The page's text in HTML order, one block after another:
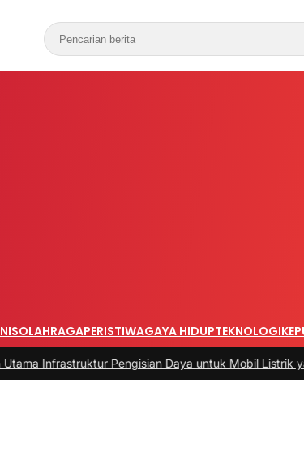
OLAHRAGAPERISTIWAGAYA HIDUPTEKNOLOGI
Pengisian Daya untuk Mobil Listrik yang Perlu